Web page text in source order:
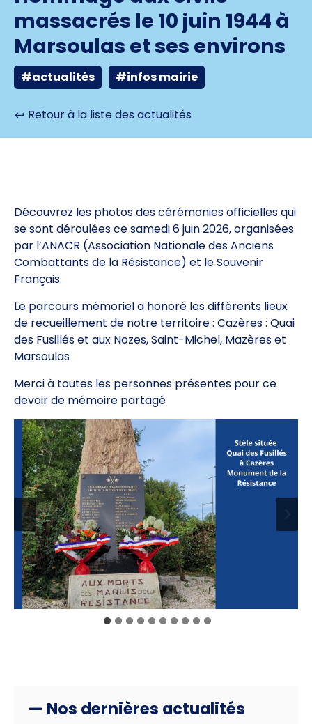
massacrés le 10 juin 1944 à
Marsoulas et ses environs
#actualités #infos mairie
Retour à la liste des actualités
Découvrez les photos des cérémonies officielles qui
se sont déroulées ce samedi 6 juin 2026, organisées
par l’ANACR (Association Nationale des Anciens
Combattants de la Résistance) et le Souvenir
Français.
Le parcours mémoriel a honoré les différents lieux
de recueillement de notre territoire : Cazères : Quai
des Fusillés et aux Nozes, Saint-Michel, Mazères et
Marsoulas
Merci à toutes les personnes présentes pour ce
devoir de mémoire partagé
— Nos dernières actualités